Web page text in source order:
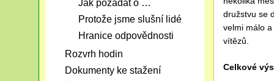
družstvu se
velmi málo
vítězů.
Celkové
Jak požádat o …
Protože jsme slušní lidé
Hranice odpovědnosti
Rozvrh hodin
Dokumenty ke stažení